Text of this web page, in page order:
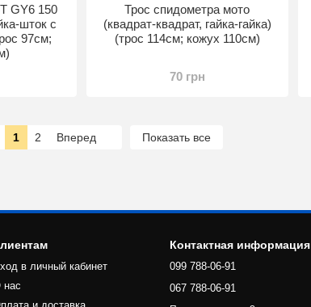
GY6 150
шток с
97см;
Трос спидометра мото
(квадрат-квадрат, гайка-гайка)
(трос 114см; кожух 110см)
70 грн
1 2 Вперед Показать все
в личный кабинет
нас
Контактная информация
099 788-06-91
067 788-06-91